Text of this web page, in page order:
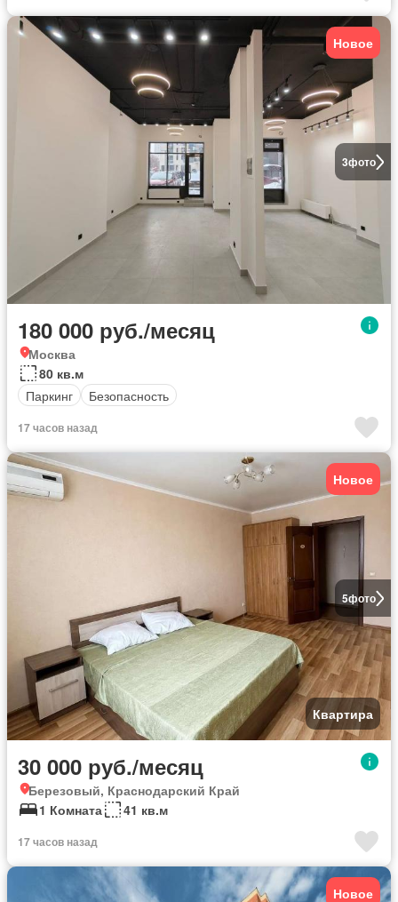
3фото
Новое
180 000 руб./месяц
Москва
80 кв.м
Паркинг
Безопасность
17 часов назад
5фото
Новое
Квартира
30 000 руб./месяц
Березовый, Краснодарский Край
1 Комната
41 кв.м
17 часов назад
Новое